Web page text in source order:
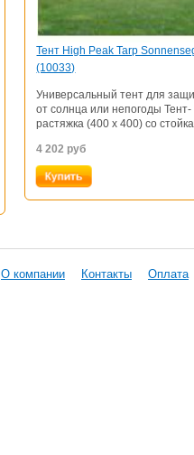
Тент High Peak Tarp
(10033)
Универсальный тент для
от солнца или непогоды Тент-
растяжка (400 х 400) со
4 202 руб
О компании Контакты Оплата